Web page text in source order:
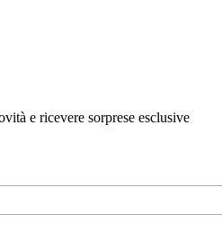
e ricevere sorprese esclusive